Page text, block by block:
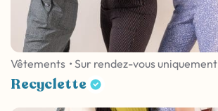
Vêtements • Sur rendez-vous uniquement
Recyclette